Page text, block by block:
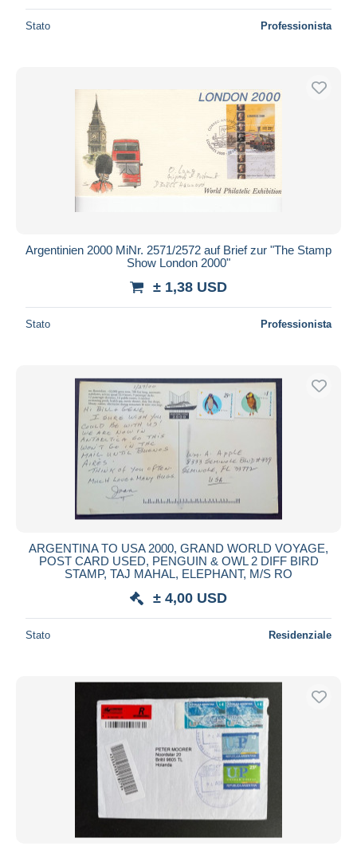
Stato Professionista
Argentinien 2000 MiNr. 2571/2572 auf Brief zur "The Stamp
Show London 2000"
± 1,38 USD
Stato Professionista
ARGENTINA TO USA 2000, GRAND WORLD VOYAGE,
POST CARD USED, PENGUIN & OWL 2 DIFF BIRD
STAMP, TAJ MAHAL, ELEPHANT, M/S RO
± 4,00 USD
Stato Residenziale